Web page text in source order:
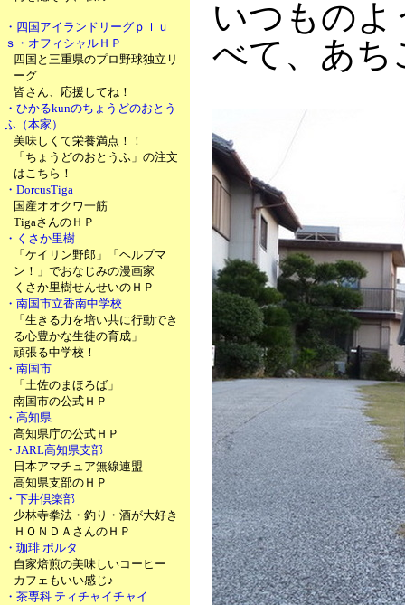
・四国アイランドリーグｐｌｕ
ｓ・オフィシャルＨＰ
四国と三重県のプロ野球独立リ
ーグ
皆さん、応援してね！
・ひかるkunのちょうどのおとう
ふ（本家）
美味しくて栄養満点！！
「ちょうどのおとうふ」の注文
はこちら！
・DorcusTiga
国産オオクワ一筋
TigaさんのＨＰ
・くさか里樹
「ケイリン野郎」「ヘルプマ
ン！」でおなじみの漫画家
くさか里樹せんせいのＨＰ
・南国市立香南中学校
「生きる力を培い共に行動でき
る心豊かな生徒の育成」
頑張る中学校！
・南国市
「土佐のまほろば」
南国市の公式ＨＰ
・高知県
高知県庁の公式ＨＰ
・JARL高知県支部
日本アマチュア無線連盟
高知県支部のＨＰ
・下井倶楽部
少林寺拳法・釣り・酒が大好き
ＨＯＮＤＡさんのＨＰ
・珈琲 ポルタ
自家焙煎の美味しいコーヒー
カフェもいい感じ♪
・茶専科 ティチャイチャイ
いつものよ
べて、あち